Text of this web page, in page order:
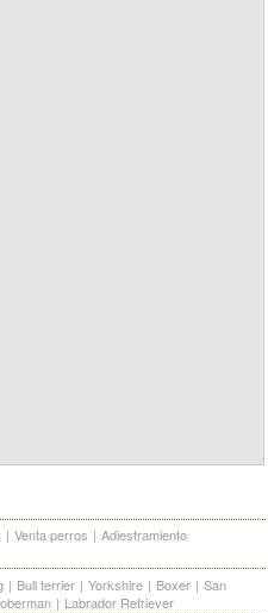
| Venta perros | Adiestramiento
| Bull terrier | Yorkshire | Boxer | San
| Labrador Retriever